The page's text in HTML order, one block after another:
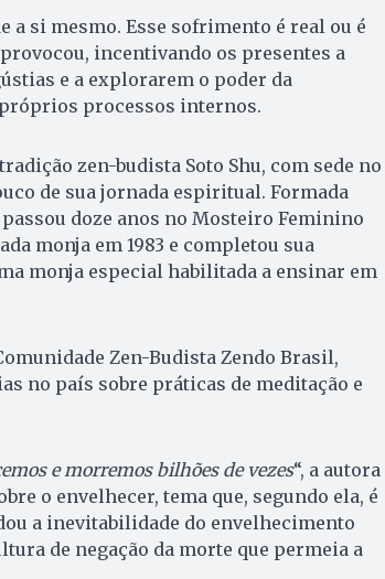
a si mesmo. Esse sofrimento é real ou é
incentivando os presentes a
e a explorarem o poder da
processos internos.
zen-budista Soto Shu, com sede no
de sua jornada espiritual. Formada
doze anos no Mosteiro Feminino
monja em 1983 e completou sua
monja especial habilitada a ensinar em
Zen-Budista Zendo Brasil,
no país sobre práticas de meditação e
e morremos bilhões de vezes“, a autora
o envelhecer, tema que, segundo ela, é
a inevitabilidade do envelhecimento
de negação da morte que permeia a